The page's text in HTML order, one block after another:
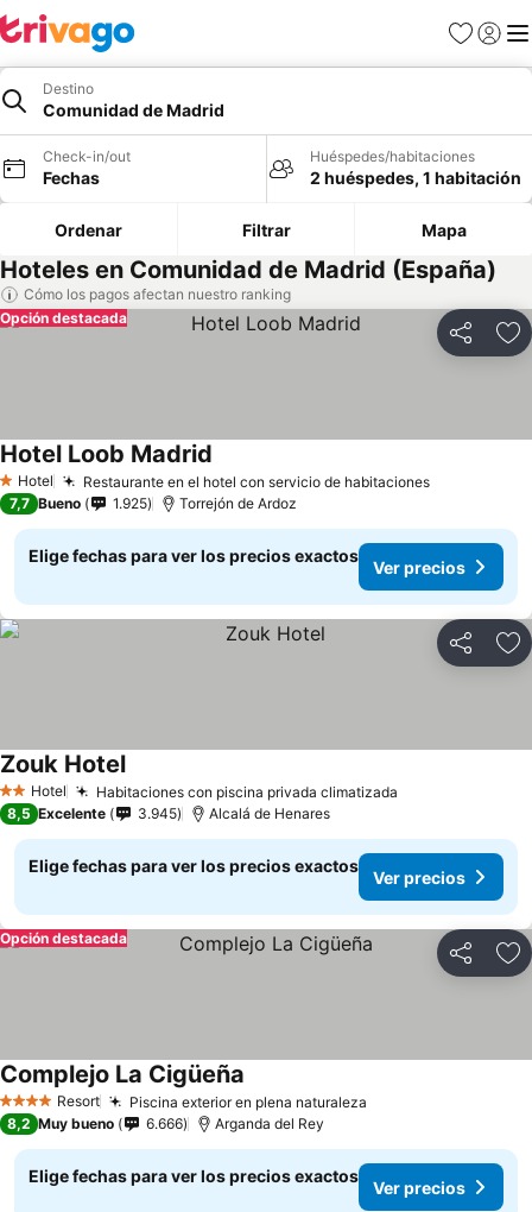
Favoritos
Iniciar
Destino
Comunidad de Madrid
Check-in/out
Fechas
Huéspedes/habitaciones
2 huéspedes, 1 habitación
Ordenar Filtrar Mapa
Hoteles en Comunidad de Madrid (España)
Cómo los pagos afectan nuestro ranking
Compartir
Opción destacada
1 Estrellas
Hotel Restaurante en el hotel con servicio de habitaciones
Hotel Loob Madrid
7,7 Bueno 1.925 Torrejón de Ardoz
Elige fechas para ver los precios exactos
Ver precios
Compartir
2 Estrellas
Hotel Habitaciones con piscina privada climatizada
Zouk Hotel
8,5 Excelente 3.945 Alcalá de Henares
Elige fechas para ver los precios exactos
Ver precios
Compartir
Opción destacada
4 EstrellasResort Piscina exterior en plena naturaleza
Complejo La Cigüeña
8,2 Muy bueno 6.666 Arganda del Rey
Elige fechas para ver los precios exactos
Ver precios